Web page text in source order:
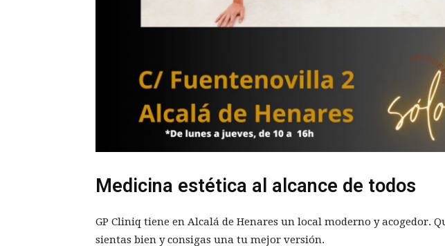
Medicina estética al alcance de todos
GP Cliniq tiene en Alcalá de Henares un local moderno y acogedor.
sientas bien y consigas una tu mejor versión.